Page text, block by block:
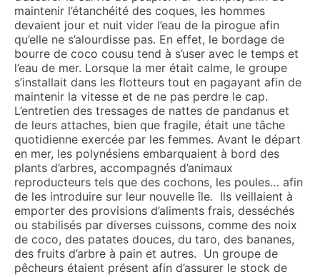
maintenir l’étanchéité des coques, les hommes
devaient jour et nuit vider l’eau de la pirogue afin
qu’elle ne s’alourdisse pas. En effet, le bordage de
bourre de coco cousu tend à s’user avec le temps et
l’eau de mer. Lorsque la mer était calme, le groupe
s’installait dans les flotteurs tout en pagayant afin de
maintenir la vitesse et de ne pas perdre le cap.
L’entretien des tressages de nattes de pandanus et
de leurs attaches, bien que fragile, était une tâche
quotidienne exercée par les femmes. Avant le départ
en mer, les polynésiens embarquaient à bord des
plants d’arbres, accompagnés d’animaux
reproducteurs tels que des cochons, les poules… afin
de les introduire sur leur nouvelle île. Ils veillaient à
emporter des provisions d’aliments frais, desséchés
ou stabilisés par diverses cuissons, comme des noix
de coco, des patates douces, du taro, des bananes,
des fruits d’arbre à pain et autres. Un groupe de
pêcheurs étaient présent afin d’assurer le stock de